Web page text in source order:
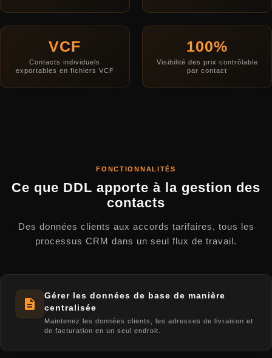
VCF
Contacts individuels
exportables en fichiers VCF
100%
Visibilité des prix contrôlable
par contact
FONCTIONNALITÉS
Ce que DDL apporte à la gestion des
contacts
Des données clients aux accords tarifaires, tous les
processus CRM dans un seul flux de travail.
Gérer les données de base de manière
centralisée
Maintenez les données clients, les adresses de livraison et
de facturation en un seul endroit.